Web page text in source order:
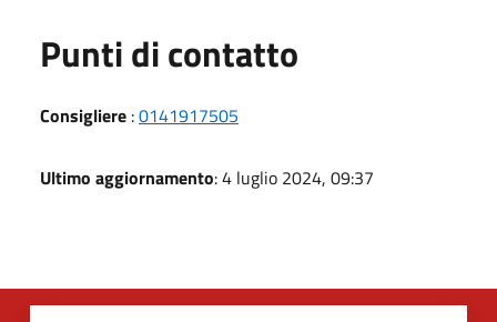
Punti di contatto
Consigliere :0141917505
Ultimo aggiornamento: 4 luglio 2024, 09:37